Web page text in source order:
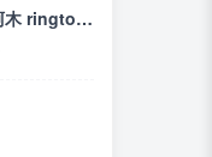
三生三幸 海来阿木 ringtone